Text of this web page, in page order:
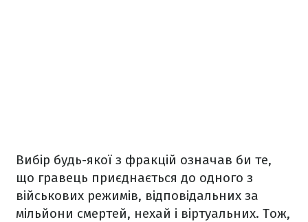
Вибір будь-якої з фракцій означав би те,
що гравець приєднається до одного з
військових режимів, відповідальних за
мільйони смертей, нехай і віртуальних. Тож,